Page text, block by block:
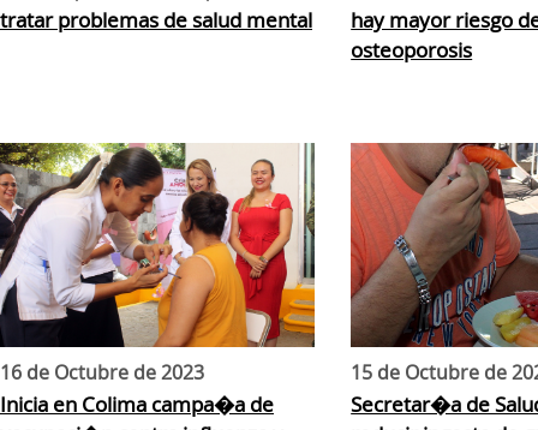
tratar problemas de salud mental
hay mayor riesgo
osteoporosis
16 de Octubre de 2023
Inicia en Colima campa�a de
15 de Octubre de
Secretar�a de